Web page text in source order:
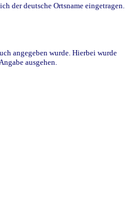
der deutsche Ortsname eingetragen.
angegeben wurde. Hierbei wurde
ausgehen.